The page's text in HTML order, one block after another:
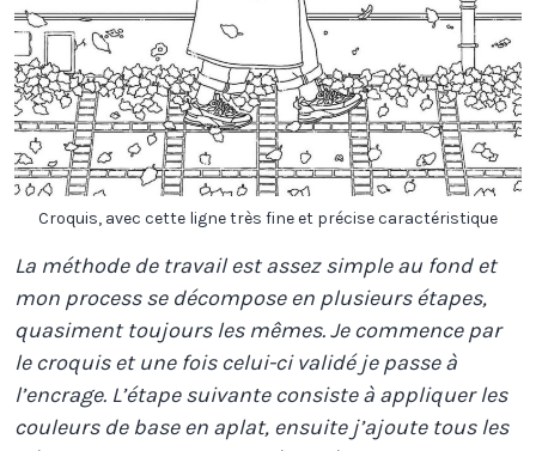
Croquis, avec cette ligne très fine et précise caractéristique
La méthode de travail est assez simple au fond et
mon process se décompose en plusieurs étapes,
quasiment toujours les mêmes. Je commence par
le croquis et une fois celui-ci validé je passe à
l’encrage. L’étape suivante consiste à appliquer les
couleurs de base en aplat, ensuite j’ajoute tous les